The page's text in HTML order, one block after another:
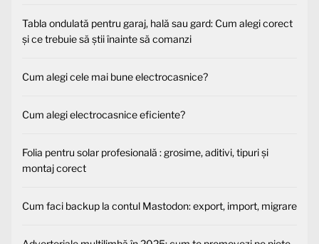
Tabla ondulată pentru garaj, hală sau gard: Cum alegi corect
și ce trebuie să știi înainte să comanzi
Cum alegi cele mai bune electrocasnice?
Cum alegi electrocasnice eficiente?
Folia pentru solar profesională : grosime, aditivi, tipuri și
montaj corect
Cum faci backup la contul Mastodon: export, import, migrare